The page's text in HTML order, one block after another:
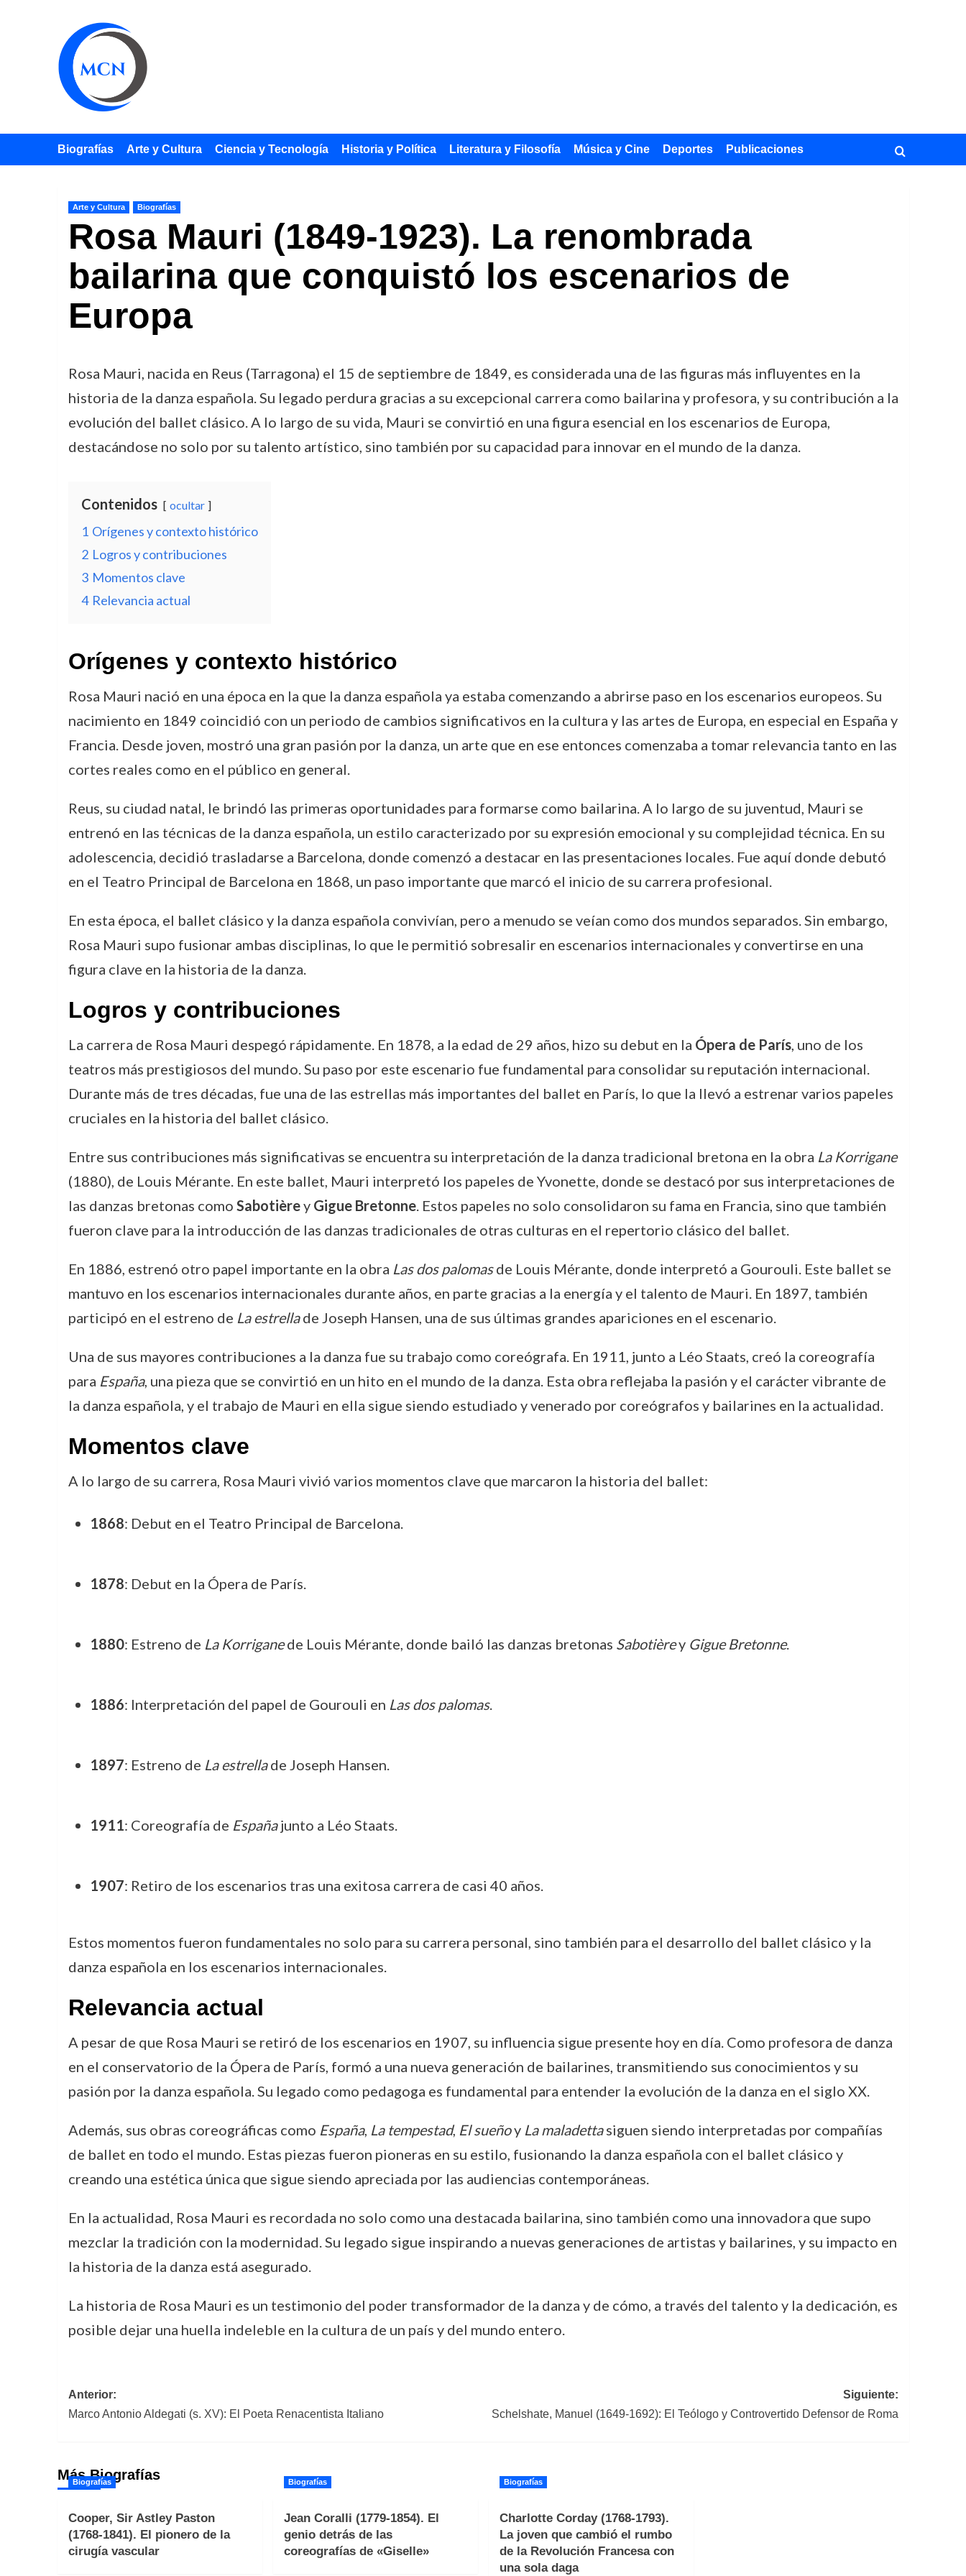
Biografías Arte y Cultura Ciencia y Tecnología Historia y Política Literatura y Filosofía Música y Cine Deportes Publicaciones
Arte y Cultura Biografías
Rosa Mauri (1849-1923). La renombrada
bailarina que conquistó los escenarios de
Europa
Rosa Mauri, nacida en Reus (Tarragona) el 15 de septiembre de 1849, es considerada una de las figuras más influyentes en la
historia de la danza española. Su legado perdura gracias a su excepcional carrera como bailarina y profesora, y su contribución a la
evolución del ballet clásico. A lo largo de su vida, Mauri se convirtió en una figura esencial en los escenarios de Europa,
destacándose no solo por su talento artístico, sino también por su capacidad para innovar en el mundo de la danza.
Contenidos ocultar
1 Orígenes y contexto histórico
2 Logros y contribuciones
3 Momentos clave
4 Relevancia actual
Orígenes y contexto histórico
Rosa Mauri nació en una época en la que la danza española ya estaba comenzando a abrirse paso en los escenarios europeos. Su
nacimiento en 1849 coincidió con un periodo de cambios significativos en la cultura y las artes de Europa, en especial en España y
Francia. Desde joven, mostró una gran pasión por la danza, un arte que en ese entonces comenzaba a tomar relevancia tanto en las
cortes reales como en el público en general.
Reus, su ciudad natal, le brindó las primeras oportunidades para formarse como bailarina. A lo largo de su juventud, Mauri se
entrenó en las técnicas de la danza española, un estilo caracterizado por su expresión emocional y su complejidad técnica. En su
adolescencia, decidió trasladarse a Barcelona, donde comenzó a destacar en las presentaciones locales. Fue aquí donde debutó
en el Teatro Principal de Barcelona en 1868, un paso importante que marcó el inicio de su carrera profesional.
En esta época, el ballet clásico y la danza española convivían, pero a menudo se veían como dos mundos separados. Sin embargo,
Rosa Mauri supo fusionar ambas disciplinas, lo que le permitió sobresalir en escenarios internacionales y convertirse en una
figura clave en la historia de la danza.
Logros y contribuciones
La carrera de Rosa Mauri despegó rápidamente. En 1878, a la edad de 29 años, hizo su debut en la Ópera de París, uno de los
teatros más prestigiosos del mundo. Su paso por este escenario fue fundamental para consolidar su reputación internacional.
Durante más de tres décadas, fue una de las estrellas más importantes del ballet en París, lo que la llevó a estrenar varios papeles
cruciales en la historia del ballet clásico.
Entre sus contribuciones más significativas se encuentra su interpretación de la danza tradicional bretona en la obra La Korrigane
(1880), de Louis Mérante. En este ballet, Mauri interpretó los papeles de Yvonette, donde se destacó por sus interpretaciones de
las danzas bretonas como Sabotièrey Gigue Bretonne. Estos papeles no solo consolidaron su fama en Francia, sino que también
fueron clave para la introducción de las danzas tradicionales de otras culturas en el repertorio clásico del ballet.
En 1886, estrenó otro papel importante en la obra Las dos palomasde Louis Mérante, donde interpretó a Gourouli. Este ballet se
mantuvo en los escenarios internacionales durante años, en parte gracias a la energía y el talento de Mauri. En 1897, también
participó en el estreno de La estrellade Joseph Hansen, una de sus últimas grandes apariciones en el escenario.
Una de sus mayores contribuciones a la danza fue su trabajo como coreógrafa. En 1911, junto a Léo Staats, creó la coreografía
para España, una pieza que se convirtió en un hito en el mundo de la danza. Esta obra reflejaba la pasión y el carácter vibrante de
la danza española, y el trabajo de Mauri en ella sigue siendo estudiado y venerado por coreógrafos y bailarines en la actualidad.
Momentos clave
A lo largo de su carrera, Rosa Mauri vivió varios momentos clave que marcaron la historia del ballet:
1868: Debut en el Teatro Principal de Barcelona.
1878: Debut en la Ópera de París.
1880: Estreno de La Korriganede Louis Mérante, donde bailó las danzas bretonas Sabotièrey Gigue Bretonne.
1886: Interpretación del papel de Gourouli en Las dos palomas.
1897: Estreno de La estrellade Joseph Hansen.
1911: Coreografía de Españajunto a Léo Staats.
1907: Retiro de los escenarios tras una exitosa carrera de casi 40 años.
Estos momentos fueron fundamentales no solo para su carrera personal, sino también para el desarrollo del ballet clásico y la
danza española en los escenarios internacionales.
Relevancia actual
A pesar de que Rosa Mauri se retiró de los escenarios en 1907, su influencia sigue presente hoy en día. Como profesora de danza
en el conservatorio de la Ópera de París, formó a una nueva generación de bailarines, transmitiendo sus conocimientos y su
pasión por la danza española. Su legado como pedagoga es fundamental para entender la evolución de la danza en el siglo XX.
Además, sus obras coreográficas como España, La tempestad, El sueñoy La maladettasiguen siendo interpretadas por compañías
de ballet en todo el mundo. Estas piezas fueron pioneras en su estilo, fusionando la danza española con el ballet clásico y
creando una estética única que sigue siendo apreciada por las audiencias contemporáneas.
En la actualidad, Rosa Mauri es recordada no solo como una destacada bailarina, sino también como una innovadora que supo
mezclar la tradición con la modernidad. Su legado sigue inspirando a nuevas generaciones de artistas y bailarines, y su impacto en
la historia de la danza está asegurado.
La historia de Rosa Mauri es un testimonio del poder transformador de la danza y de cómo, a través del talento y la dedicación, es
posible dejar una huella indeleble en la cultura de un país y del mundo entero.
Navegación
Anterior:
Marco Antonio Aldegati (s. XV): El Poeta Renacentista Italiano
Siguiente:
Schelshate, Manuel (1649-1692): El Teólogo y Controvertido Defensor de Roma
Más Biografías
Biografías
Cooper, Sir Astley Paston
(1768-1841). El pionero de la
cirugía vascular
Biografías
Jean Coralli (1779-1854). El
genio detrás de las
coreografías de «Giselle»
Biografías
Charlotte Corday (1768-1793).
La joven que cambió el rumbo
de la Revolución Francesa con
una sola daga